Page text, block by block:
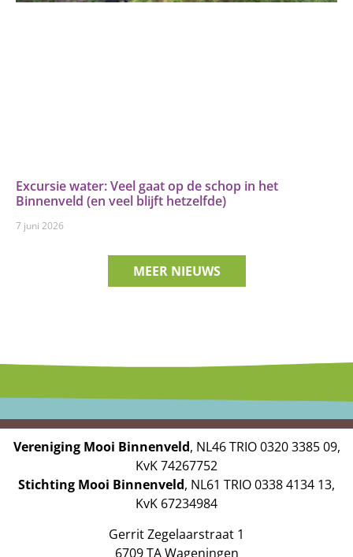
Excursie water: Veel gaat op de schop in het
Binnenveld (en veel blijft hetzelfde)
7 juni 2026
MEER NIEUWS
Vereniging Mooi Binnenveld, NL46 TRIO 0320 3385 09,
KvK 74267752
Stichting Mooi Binnenveld, NL61 TRIO 0338 4134 13,
KvK 67234984
Gerrit Zegelaarstraat 1
6709 TA Wageningen